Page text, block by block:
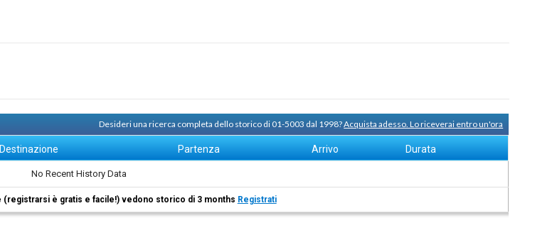
Desideri una ricerca completa dello storico di 01-5003 dal 1998?Acquista adesso. Lo riceverai entro un'ora
Destinazione Partenza Arrivo Durata
No Recent History Data
(registrarsi è gratis e facile!) vedono storico di 3 months Registrati